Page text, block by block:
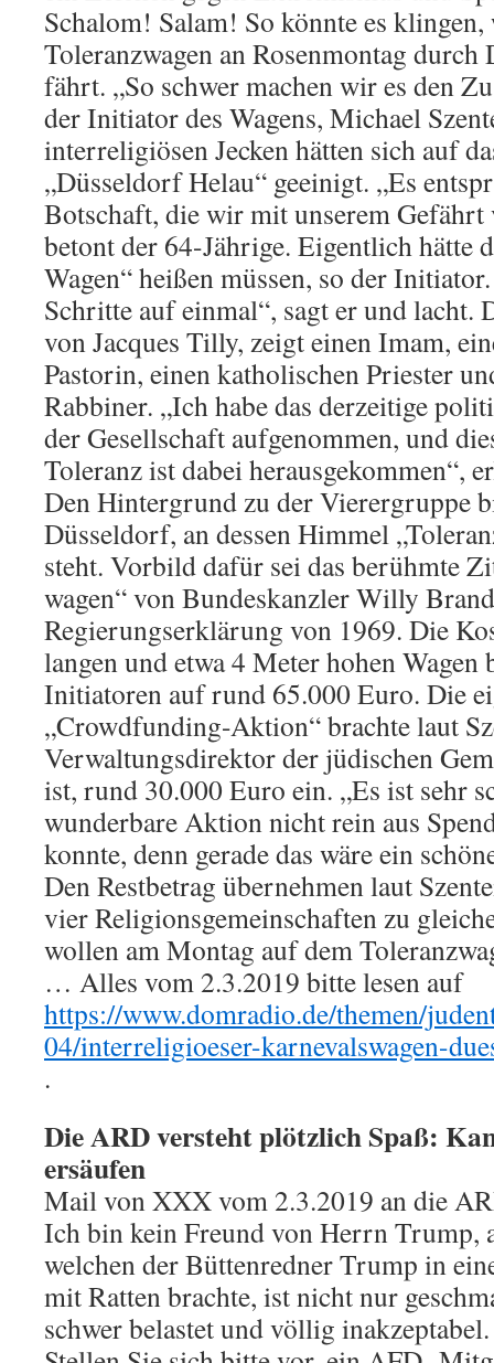
Schalom! Salam! So könnte es klingen,
Toleranzwagen an Rosenmontag durch
fährt. „So schwer machen wir es den
der Initiator des Wagens, Michael
interreligiösen Jecken hätten sich auf
„Düsseldorf Helau“ geeinigt. „Es
Botschaft, die wir mit unserem
betont der 64-Jährige. Eigentlich hätte
Wagen“ heißen müssen, so der
Schritte auf einmal“, sagt er und lacht.
von Jacques Tilly, zeigt einen Imam,
Pastorin, einen katholischen Priester
Rabbiner. „Ich habe das derzeitige
der Gesellschaft aufgenommen, und
Toleranz ist dabei herausgekommen“,
Den Hintergrund zu der Vierergruppe
Düsseldorf, an dessen Himmel
steht. Vorbild dafür sei das berühmte
wagen“ von Bundeskanzler Willy
Regierungserklärung von 1969. Die
langen und etwa 4 Meter hohen Wagen
Initiatoren auf rund 65.000 Euro. Die
„Crowdfunding-Aktion“ brachte laut
Verwaltungsdirektor der jüdischen
ist, rund 30.000 Euro ein. „Es ist sehr
wunderbare Aktion nicht rein aus
konnte, denn gerade das wäre ein
Den Restbetrag übernehmen laut
vier Religionsgemeinschaften zu
wollen am Montag auf dem
… Alles vom 2.3.2019 bitte lesen auf
https://www.domradio.de/themen/
04/interreligioeser-karnevalswagen-
.
Die ARD versteht plötzlich Spaß:
ersäufen
Mail von XXX vom 2.3.2019 an die
Ich bin kein Freund von Herrn Trump,
welchen der Büttenredner Trump in
mit Ratten brachte, ist nicht nur
schwer belastet und völlig